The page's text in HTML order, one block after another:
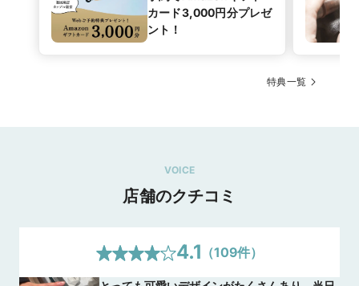
カード3,000円分プレゼ
ント！
特典一覧
VOICE
店舗のクチコミ
4.1 （109件）